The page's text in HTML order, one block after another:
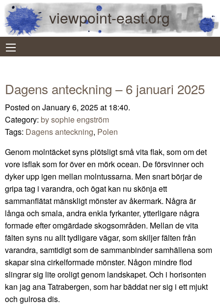
viewpoint-east.org
Dagens anteckning – 6 januari 2025
Posted on January 6, 2025 at 18:40.
Category: by sophie engström
Tags: Dagens anteckning, Polen
Genom molntäcket syns plötsligt små vita flak, som om det
vore isflak som for över en mörk ocean. De försvinner och
dyker upp igen mellan molntussarna. Men snart börjar de
gripa tag i varandra, och ögat kan nu skönja ett
sammanflätat mänskligt mönster av åkermark. Några är
långa och smala, andra enkla fyrkanter, ytterligare några
formade efter omgärdade skogsområden. Mellan de vita
fälten syns nu allt tydligare vägar, som skiljer fälten från
varandra, samtidigt som de sammanbinder samhällena som
skapar sina cirkelformade mönster. Någon mindre flod
slingrar sig lite oroligt genom landskapet. Och i horisonten
kan jag ana Tatrabergen, som har bäddat ner sig i ett mjukt
och gulrosa dis.